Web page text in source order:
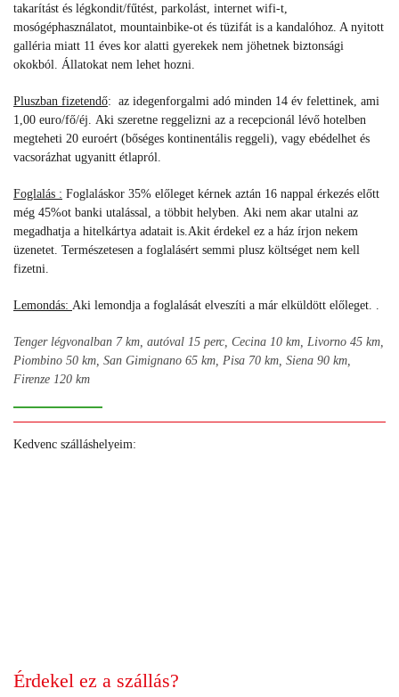
takarítást és légkondit/fűtést, parkolást, internet wifi-t,
mosógéphasználatot, mountainbike-ot és tüzifát is a kandalóhoz. A nyitott
galléria miatt 11 éves kor alatti gyerekek nem jöhetnek biztonsági
okokból. Állatokat nem lehet hozni.
Pluszban fizetendő: az idegenforgalmi adó minden 14 év felettinek, ami
1,00 euro/fő/éj. Aki szeretne reggelizni az a recepcionál lévő hotelben
megteheti 20 euroért (bőséges kontinentális reggeli), vagy ebédelhet és
vacsorázhat ugyanitt étlapról.
Foglalás : Foglaláskor 35% előleget kérnek aztán 16 nappal érkezés előtt
még 45%ot banki utalással, a többit helyben. Aki nem akar utalni az
megadhatja a hitelkártya adatait is. Akit érdekel ez a ház írjon nekem
üzenetet. Természetesen a foglalásért semmi plusz költséget nem kell
fizetni.
Lemondás: Aki lemondja a foglalását elveszíti a már elküldött előleget. .
Tenger légvonalban 7 km, autóval 15 perc, Cecina 10 km, Livorno 45 km,
Piombino 50 km, San Gimignano 65 km, Pisa 70 km, Siena 90 km,
Firenze 120 km
Kedvenc szálláshelyeim:
Érdekel ez a szállás?